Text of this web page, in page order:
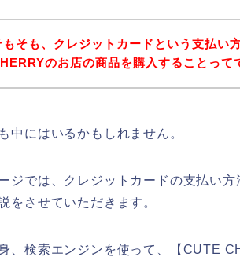
もそも、クレジットカードという支払い
のお店の商品を購入することって
中にはいるかもしれません。
ジでは、クレジットカードの支払い
をさせていただきます。
、検索エンジンを使って、【CUTE